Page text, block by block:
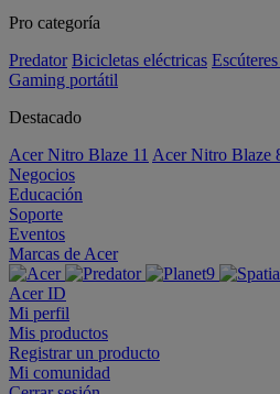
Pro categoría
Predator Bicicletas eléctricas
Gaming portátil
Destacado
Acer Nitro Blaze 11 Acer Nitro Blaze
Negocios
Educación
Soporte
Eventos
Marcas de Acer
Acer ID
Mi perfil
Mis productos
Registrar un producto
Mi comunidad